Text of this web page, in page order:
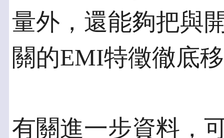
量外，還能夠把與
關的EMI特徵徹底
有關進一步資料，